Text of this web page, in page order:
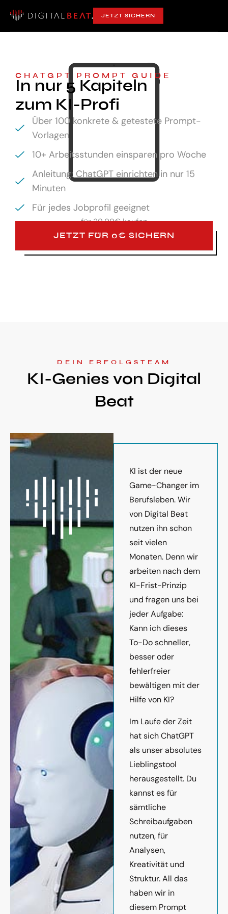
JETZT SICHERN
CHATGPT PROMPT GUIDE
In nur 5 Kapiteln
zum KI-Profi
Über 100 konkrete & getestete Prompt-
Vorlagen
10+ Arbeitsstunden einsparen pro Woche
Anleitung: ChatGPT einrichten in nur 15
Minuten
Für jedes Jobprofil geeignet
für29,99€ kaufen
JETZT FÜR 0€ SICHERN
DEIN ERFOLGSTEAM
KI-Genies von Digital
Beat
KI ist der neue
Game-Changer im
Berufsleben. Wir
von Digital Beat
nutzen ihn schon
seit vielen
Monaten. Denn wir
arbeiten nach dem
KI-Frist-Prinzip
und fragen uns bei
jeder Aufgabe:
Kann ich dieses
To-Do schneller,
besser oder
fehlerfreier
bewältigen mit der
Hilfe von KI?
Im Laufe der Zeit
hat sich ChatGPT
als unser absolutes
Lieblingstool
herausgestellt. Du
kannst es für
sämtliche
Schreibaufgaben
nutzen, für
Analysen,
Kreativität und
Struktur. All das
haben wir in
diesem Prompt